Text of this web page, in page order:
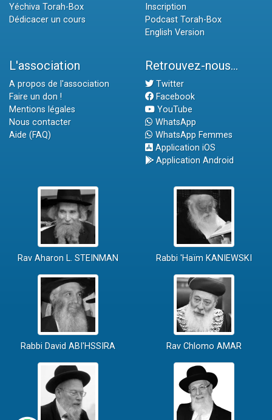
Yéchiva Torah-Box
Dédicacer un cours
Inscription
Podcast Torah-Box
English Version
L'association
A propos de l'association
Faire un don !
Mentions légales
Nous contacter
Aide (FAQ)
Retrouvez-nous...
Twitter
Facebook
YouTube
WhatsApp
WhatsApp Femmes
Application iOS
Application Android
Rav Aharon L. STEINMAN Rabbi 'Haïm KANIEWSKI
Rabbi David ABI'HSSIRA Rav Chlomo AMAR